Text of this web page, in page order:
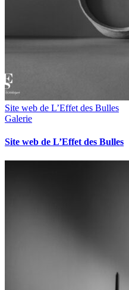
Site web de L’Effet des Bulles
Galerie
Site web de L’Effet des Bulles